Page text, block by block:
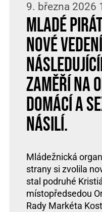
9. března 2026
Mladé
nové
zaměří na
domácí a
násilí.
Mládežnická
strany si zvolila
stal podruhé
místopředsedou
Rady Markéta